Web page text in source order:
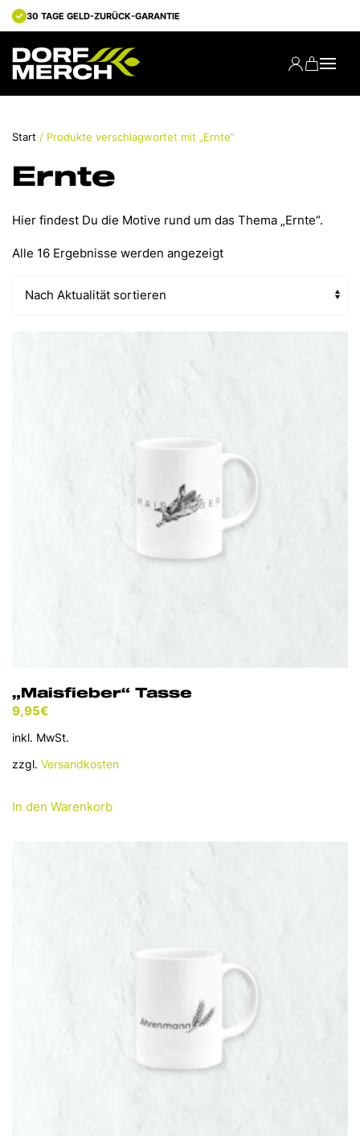
30 TAGE GELD-ZURÜCK-GARANTIE
Start / Produkte verschlagwortet mit „Ernte“
Ernte
Hier findest Du die Motive rund um das Thema „Ernte“.
Alle 16 Ergebnisse werden angezeigtNach
„Maisfieber“ Tasse
9,95€
inkl. MwSt.
zzgl. Versandkosten
In den Warenkorb